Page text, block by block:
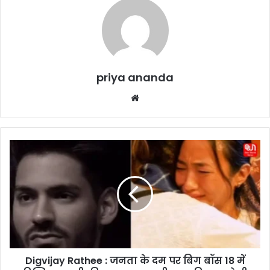
priya ananda
te
a
R
Digvijay Rathee : जनता के दम पर बिग बॉस 18 में